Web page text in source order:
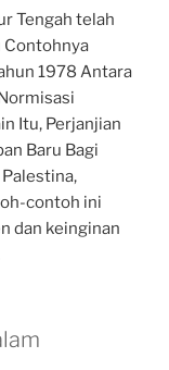
Tengah telah
Contohnya
1978 Antara
Itu, Perjanjian
Baru Bagi
contoh ini
dan keinginan